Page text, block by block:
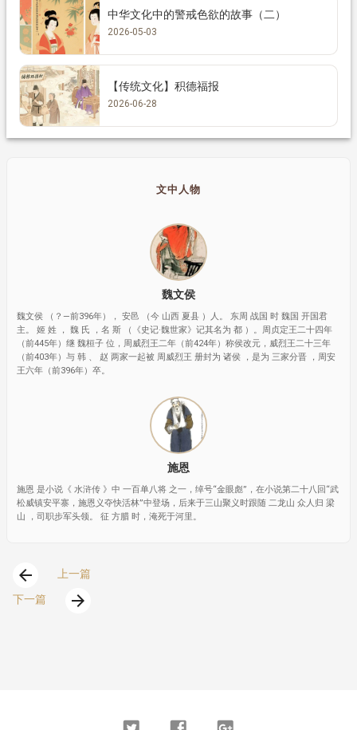
中华文化中的警戒色欲的故事（二）
2026-05-03
【传统文化】积德福报
2026-06-28
文中人物
魏文侯
魏文侯 （？—前396年）， 安邑 （今 山西 夏县 ）人。 东周 战国 时 魏国 开国君
主。 姬 姓 ， 魏 氏 ，名 斯 （《史记·魏世家》记其名为 都 ）。周贞定王二十四年
（前445年）继 魏桓子 位，周威烈王二年（前424年）称侯改元，威烈王二十三年
（前403年）与 韩 、 赵 两家一起被 周威烈王 册封为 诸侯 ，是为 三家分晋 ，周安
王六年（前396年）卒。
施恩
施恩 是小说《 水浒传 》中 一百单八将 之一，绰号“金眼彪”，在小说第二十八回“武
松威镇安平寨，施恩义夺快活林”中登场，后来于三山聚义时跟随 二龙山 众人归 梁
山 ，司职步军头领。 征 方腊 时，淹死于河里。
arrow_back
上一篇
下一篇
arrow_forward